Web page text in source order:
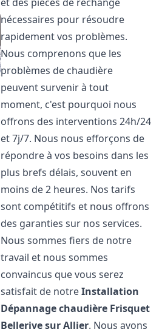
nécessaires pour résoudre
rapidement vos problèmes.
Nous comprenons que les
problèmes de chaudière
peuvent survenir à tout
moment, c'est pourquoi nous
offrons des interventions 24h/24
et 7j/7. Nous nous efforçons de
répondre à vos besoins dans les
plus brefs délais, souvent en
moins de 2 heures. Nos tarifs
sont compétitifs et nous offrons
des garanties sur nos services.
Nous sommes fiers de notre
travail et nous sommes
convaincus que vous serez
satisfait de notreInstallation
Dépannage chaudière Frisquet
Bellerive sur Allier. Nous avons